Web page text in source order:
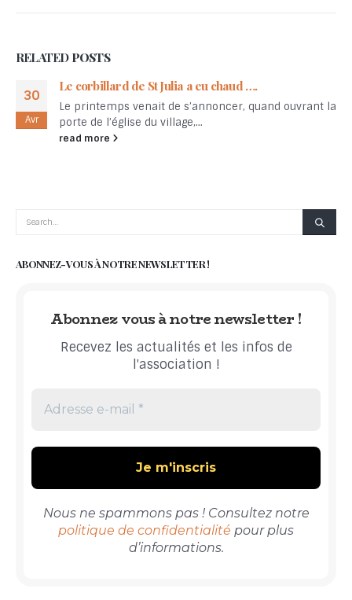
RELATEDPOSTS
30
Avr
Le corbillard de St Julia a eu chaud ….
Le printemps venait de s’annoncer, quand ouvrant la
porte de l’église du village,...
read more
ABONNEZ-VOUS À NOTRE NEWSLETTER !
Abonnez vous à notre newsletter !
Recevez les actualités et les infos de
l'association !
Nous ne spammons pas ! Consultez notre
politique de confidentialité pour plus
d’informations.